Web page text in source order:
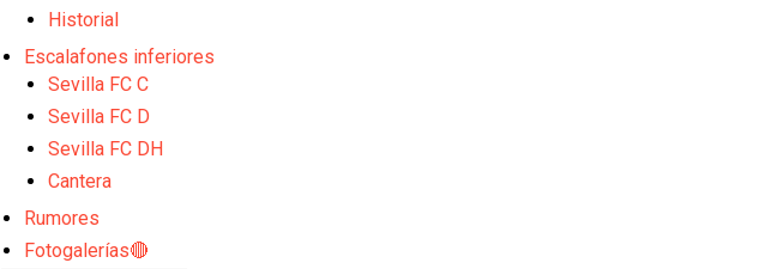
Historial
Escalafones inferiores
Sevilla FC C
Sevilla FC D
Sevilla FC DH
Cantera
Rumores
Fotogalerías🔴